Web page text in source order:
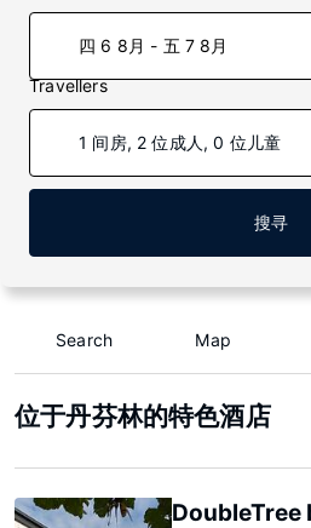
四 6 8月 - 五 7 8月
Travellers
1 间房, 2 位成人, 0 位儿童
搜寻
Search Map
位于丹芬林的特色酒店
DoubleTree